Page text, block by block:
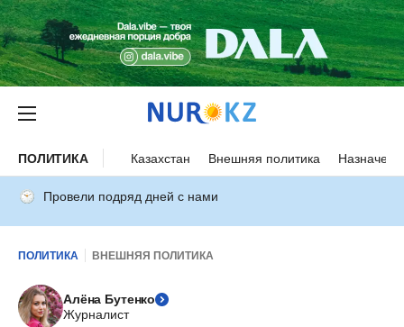
ПОЛИТИКА Казахстан Внешняя политика
Провели подряд дней с нами
ПОЛИТИКА ВНЕШНЯЯ ПОЛИТИКА
Алёна Бутенко
Журналист